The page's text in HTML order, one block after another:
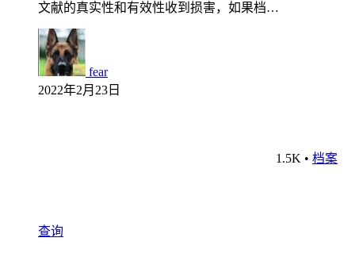
文献的真实性和有效性收到损害，如果档…
fear
2022年2月23日
1.5K • 档案
查询